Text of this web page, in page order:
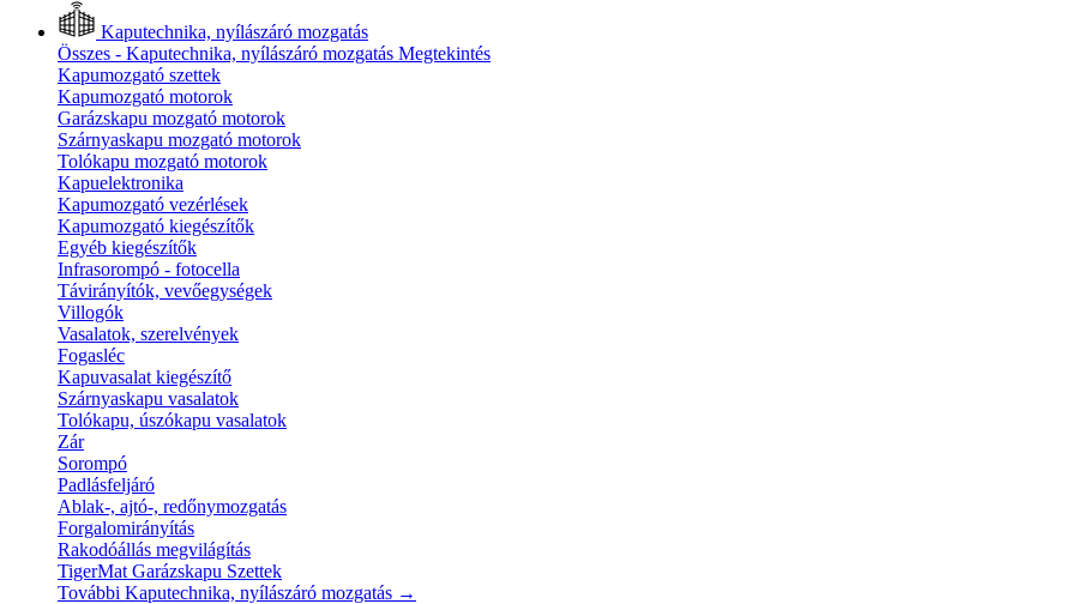
Kaputechnika, nyílászáró mozgatás
Összes - Kaputechnika, nyílászáró mozgatás Megtekintés
Kapumozgató szettek
Kapumozgató motorok
Garázskapu mozgató motorok
Szárnyaskapu mozgató motorok
Tolókapu mozgató motorok
Kapuelektronika
Kapumozgató vezérlések
Kapumozgató kiegészítők
Egyéb kiegészítők
Infrasorompó - fotocella
Távirányítók, vevőegységek
Villogók
Vasalatok, szerelvények
Fogasléc
Kapuvasalat kiegészítő
Szárnyaskapu vasalatok
Tolókapu, úszókapu vasalatok
Zár
Sorompó
Padlásfeljáró
Ablak-, ajtó-, redőnymozgatás
Forgalomirányítás
Rakodóállás megvilágítás
TigerMat Garázskapu Szettek
További Kaputechnika, nyílászáró mozgatás →